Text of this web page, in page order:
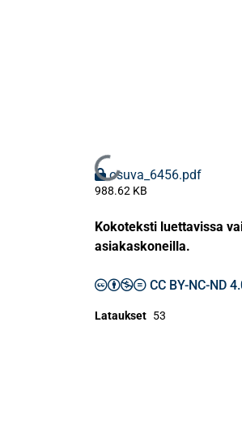
Ladataan...
osuva_6456.pdf
988.62 KB
Kokoteksti luettavissa
asiakaskoneilla.
CC BY-NC-ND
Lataukset 53